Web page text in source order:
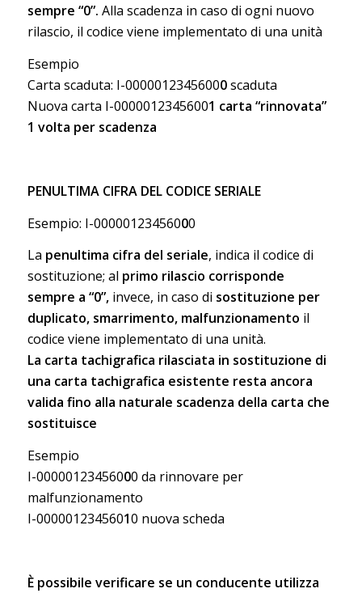
sempre “0”. Alla scadenza in caso di ogni nuovo
rilascio, il codice viene implementato di una unità
Esempio
Carta scaduta: I-00000123456000scaduta
Nuova carta I-00000123456001 carta “rinnovata”
1 volta per scadenza
PENULTIMA CIFRA DEL CODICE SERIALE
Esempio: I-00000123456000
La penultima cifra del seriale, indica il codice di
sostituzione; al primo rilascio corrisponde
sempre a “0”,invece, in caso di sostituzione per
duplicato, smarrimento, malfunzionamento il
codice viene implementato di una unità.
La carta tachigrafica rilasciata in sostituzione di
una carta tachigrafica esistente resta ancora
valida fino alla naturale scadenza della carta che
sostituisce
Esempio
I-00000123456000 da rinnovare per
malfunzionamento
I-00000123456010 nuova scheda
È possibile verificare se un conducente utilizza